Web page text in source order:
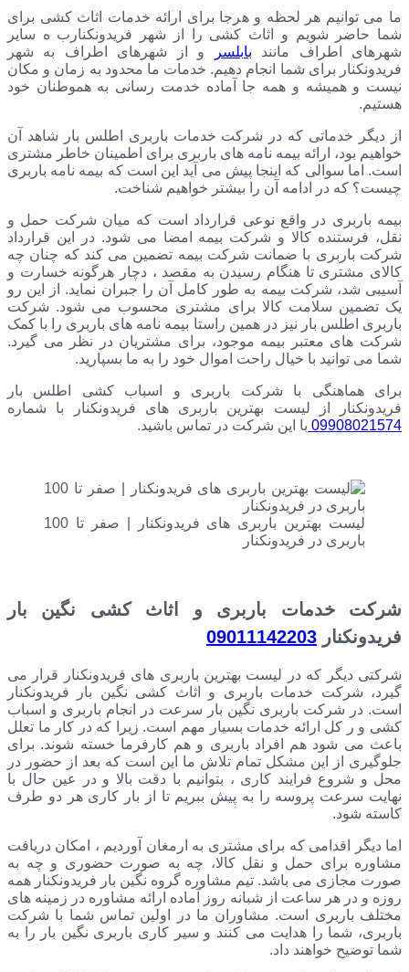
ما می توانیم هر لحظه و هرجا برای ارائه خدمات اثاث کشی برای
شما حاضر شویم و اثاث کشی را از شهر فریدونکنارب ه سایر
شهرهای اطراف مانند بابلسر
و از شهرهای اطراف به شهر
فریدونکنار برای شما انجام دهیم. خدمات ما محدود به زمان و مکان
نیست و همیشه و همه جا آماده خدمت رسانی به هموطنان خود
هستیم.
از دیگر خدماتی که در شرکت خدمات باربری اطلس بار شاهد آن
خواهیم بود، ارائه بیمه نامه های باربری برای اطمینان خاطر مشتری
است. اما سوالی که اینجا پیش می آید این است که بیمه نامه باربری
چیست؟ که در ادامه آن را بیشتر خواهیم شناخت.
بیمه باربری در واقع نوعی قرارداد است که میان شرکت حمل و
نقل، فرستنده کالا و شرکت بیمه امضا می شود. در این قرارداد
شرکت باربری با ضمانت شرکت بیمه تضمین می کند که چنان چه
کالای مشتری تا هنگام رسیدن به مقصد ، دچار هرگونه خسارت و
آسیبی شد، شرکت بیمه به طور کامل آن را جبران نماید. از این رو
یک تضمین سلامت کالا برای مشتری محسوب می شود. شرکت
باربری اطلس بار نیز در همین راستا بیمه نامه های باربری را با کمک
شرکت های معتبر بیمه موجود، برای مشتریان در نظر می گیرد.
شما می توانید با خیال راحت اموال خود را به ما بسپارید.
برای هماهنگی با شرکت باربری و اسباب کشی اطلس بار
فریدونکنار از لیست بهترین باربری های فریدونکنار با شماره
09908021574 با این شرکت در تماس باشید.
لیست بهترین باربری های فریدونکنار | صفر تا 100
باربری در فریدونکنار
شرکت خدمات باربری و اثاث کشی نگین بار
فریدونکنار 09011142203
شرکتی دیگر که در لیست بهترین باربری های فریدونکنار قرار می
گیرد، شرکت خدمات باربری و اثاث کشی نگین بار فریدونکنار
است. در شرکت باربری نگین بار سرعت در انجام باربری و اسباب
کشی و ر کل ارائه خدمات بسیار مهم است. زیرا که در کار ما تعلل
باعث می شود هم افراد باربری و هم کارفرما خسته شوند. برای
جلوگیری از این مشکل تمام تلاش ما این است که بعد از حضور در
محل و شروع فرایند کاری ، بتوانیم با دقت بالا و در عین حال با
نهایت سرعت پروسه را به پیش ببریم تا از بار کاری هر دو طرف
کاسته شود.
اما دیگر اقدامی که برای مشتری به ارمغان آوردیم ، امکان دریافت
مشاوره برای حمل و نقل کالا، چه به صورت حضوری و چه به
صورت مجازی می باشد. تیم مشاوره گروه نگین بار فریدونکنار همه
روزه و در هر ساعت از شبانه روز آماده ارائه مشاوره در زمینه های
مختلف باربری است. مشاوران ما در اولین تماس شما با شرکت
باربری، شما را هدایت می کنند و سیر کاری باربری نگین بار را به
شما توضیح خواهند داد.